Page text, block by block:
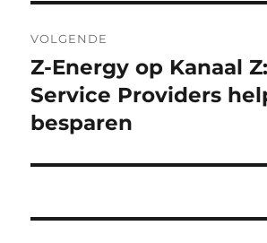
VOLGENDE
Volgend
bericht:
Z-Energy op Kanaal
Service Providers
besparen